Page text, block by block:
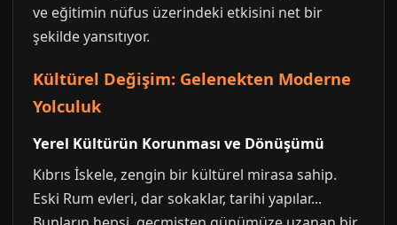
ve eğitimin nüfus üzerindeki etkisini net bir
şekilde yansıtıyor.
Kültürel Değişim: Gelenekten Moderne
Yolculuk
Yerel Kültürün Korunması ve Dönüşümü
Kıbrıs İskele, zengin bir kültürel mirasa sahip.
Eski Rum evleri, dar sokaklar, tarihi yapılar...